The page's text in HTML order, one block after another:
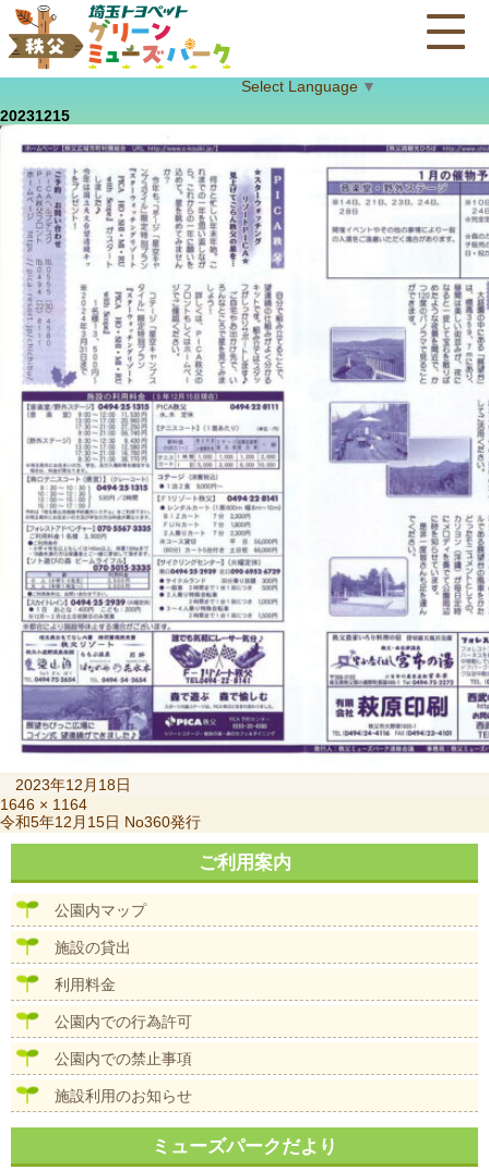
Select Language ▼
20231215
稿
日:
2023年12月18日
フ
ル
サ
ズ
1646 × 1164
投
稿
ビ
令和5年12月15日 No360発行
ご利用案内
公園内マップ
施設の貸出
利用料金
公園内での行為許可
公園内での禁止事項
施設利用のお知らせ
ミューズパークだより